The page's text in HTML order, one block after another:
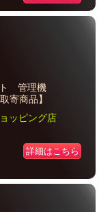
ト 管理機
寄商品】
ッピング店
詳細はこちら